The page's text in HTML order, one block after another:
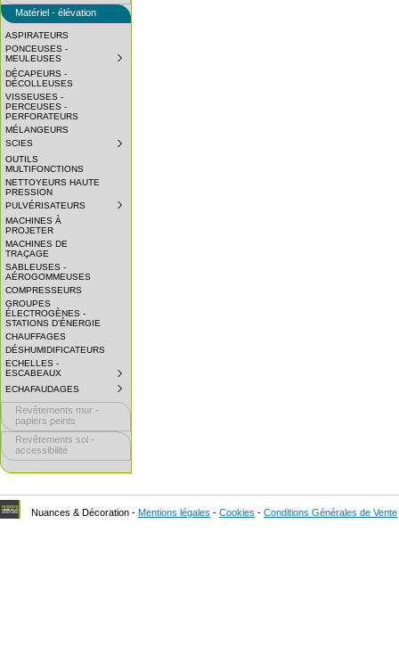
Matériel - élévation
ASPIRATEURS
PONCEUSES -
MEULEUSES
DÉCAPEURS -
DÉCOLLEUSES
VISSEUSES -
PERCEUSES -
PERFORATEURS
MÉLANGEURS
SCIES
OUTILS
MULTIFONCTIONS
NETTOYEURS HAUTE
PRESSION
PULVÉRISATEURS
MACHINES À
PROJETER
MACHINES DE
TRAÇAGE
SABLEUSES -
AÉROGOMMEUSES
COMPRESSEURS
GROUPES
ÉLECTROGÈNES -
STATIONS D'ÉNERGIE
CHAUFFAGES
DÉSHUMIDIFICATEURS
ECHELLES -
ESCABEAUX
COLLAPSED.
CLICK
TO
EXPAND
ECHAFAUDAGES
COLLAPSED.
CLICK
EXPAND
SUBMENU.
Revêtements mur -
papiers peints
Revêtements sol -
accessibilité
Nuances & Décoration - Mentions légales - Cookies - Conditions Générales de Vente